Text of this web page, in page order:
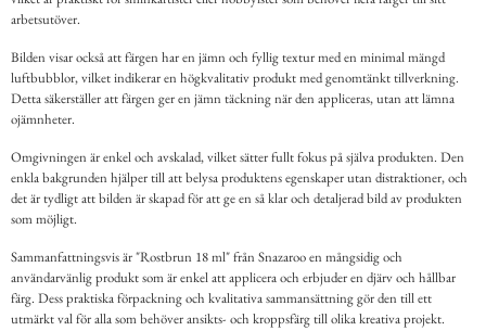
arbetsutöver.
Bilden visar också att färgen har en jämn och fyllig textur med en minimal mängd
luftbubblor, vilket indikerar en högkvalitativ produkt med genomtänkt tillverkning.
Detta säkerställer att färgen ger en jämn täckning när den appliceras, utan att lämna
ojämnheter.
Omgivningen är enkel och avskalad, vilket sätter fullt fokus på själva produkten. Den
enkla bakgrunden hjälper till att belysa produktens egenskaper utan distraktioner, och
det är tydligt att bilden är skapad för att ge en så klar och detaljerad bild av produkten
som möjligt.
Sammanfattningsvis är "Rostbrun 18 ml" från Snazaroo en mångsidig och
användarvänlig produkt som är enkel att applicera och erbjuder en djärv och hållbar
färg. Dess praktiska förpackning och kvalitativa sammansättning gör den till ett
utmärkt val för alla som behöver ansikts- och kroppsfärg till olika kreativa projekt.